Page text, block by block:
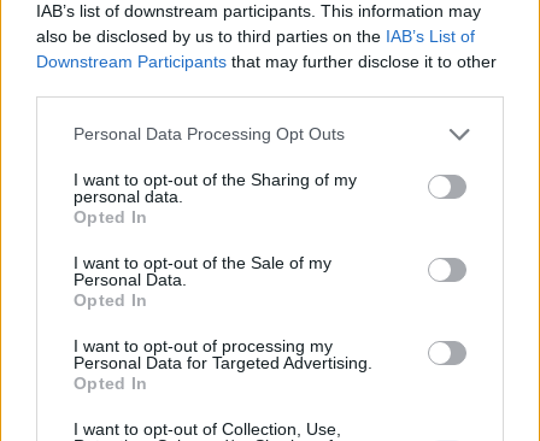
IAB’s list of downstream participants. This information may
also be disclosed by us to third parties on the IAB’s List of
Downstream Participants that may further disclose it to other
Please note that this website/app uses one or more Google
not limited to your visit or usage behaviour. You may click to
grant or deny consent to Google and its third-party tags to
use your data for below specified purposes in below Google
consent section.
Personal Data Processing Opt Outs
I want to opt-out of the Sharing of my
personal data.
Opted In
I want to opt-out of the Sale of my
Personal Data.
Opted In
I want to opt-out of processing my
Personal Data for Targeted Advertising.
Opted In
I want to opt-out of Collection, Use,